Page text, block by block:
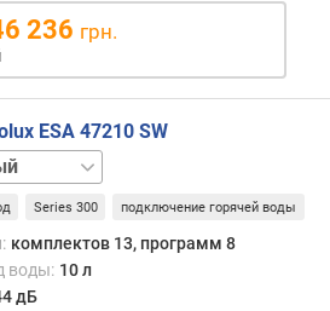
236 грн.
ESA 47210 SW
Series 300 подключение горячей воды
комплектов 13, программ 8
воды: 10 л
дБ